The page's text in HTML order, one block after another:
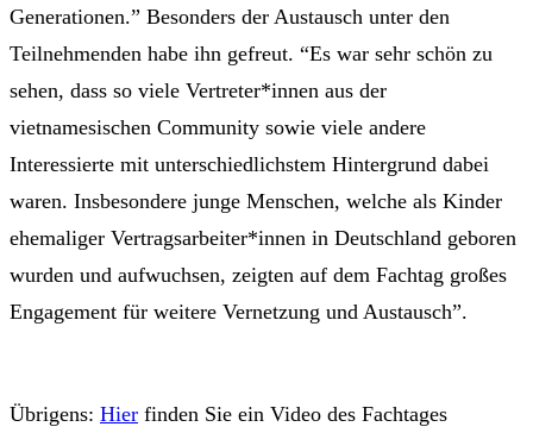
Generationen.” Besonders der Austausch unter den
Teilnehmenden habe ihn gefreut. “Es war sehr schön zu
sehen, dass so viele Vertreter*innen aus der
vietnamesischen Community sowie viele andere
Interessierte mit unterschiedlichstem Hintergrund dabei
waren. Insbesondere junge Menschen, welche als Kinder
ehemaliger Vertragsarbeiter*innen in Deutschland geboren
wurden und aufwuchsen, zeigten auf dem Fachtag großes
Engagement für weitere Vernetzung und Austausch”.
Übrigens: Hier finden Sie ein Video des Fachtages